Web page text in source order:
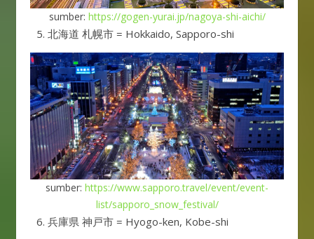
sumber: https://gogen-yurai.jp/nagoya-shi-aichi/
北海道 札幌市 = Hokkaido, Sapporo-shi
sumber: https://www.sapporo.travel/event/event-
list/sapporo_snow_festival/
兵庫県 神戸市 = Hyogo-ken, Kobe-shi